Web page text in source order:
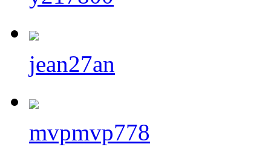
jean27an
mvpmvp778